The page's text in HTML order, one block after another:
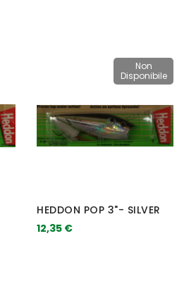
Non
Disponibile
HEDDON POP 3"- SILVER
12,35 €